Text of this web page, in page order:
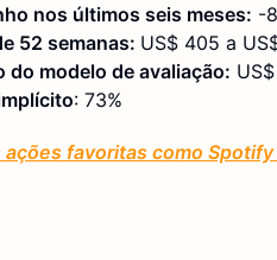
nos últimos seis meses: -
52 semanas: US$ 405 a
do modelo de avaliação:
: 73%
favoritas como